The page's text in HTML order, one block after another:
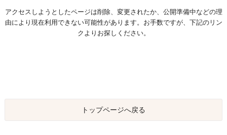
アクセスしようとしたページは削除、変更されたか、公開準備中などの理
由により現在利用できない可能性があります。お手数ですが、下記のリン
クよりお探しください。
トップページへ戻る